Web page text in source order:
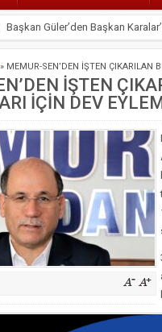
Başkan Güler’den Başkan
Lokantacılar ve Kebapçılar
Hak-İş Abdurrahman Yücel
HDP İL BİNASININ ÖNÜNDE
CEYHAN TİCARET ODASI
Hainler emellerine asla
BÖLGEMİZ ÇUKUROVA’DA
İyi Parti Yüreğir İlçe Başkanı Enis
Kimyasallardan Koruma Derneği
» MEMUR-SEN’DEN İŞTEN ÇIKARILAN
İŞTEN
İÇİN DEV